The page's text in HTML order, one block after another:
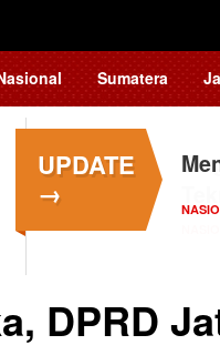
Sumatera
UPDATE
→
DPRD